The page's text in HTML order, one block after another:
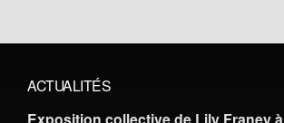
ACTUALITÉS